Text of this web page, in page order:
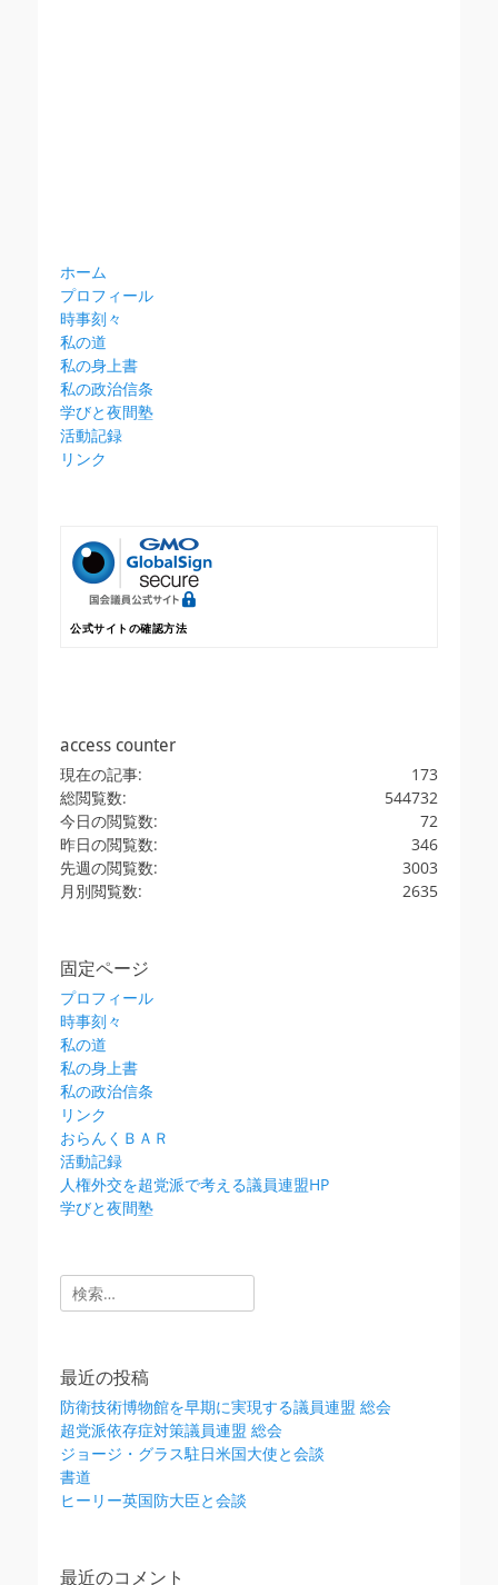
ホーム
プロフィール
時事刻々
私の道
私の身上書
私の政治信条
学びと夜間塾
活動記録
リンク
公式サイトの確認方法
access counter
173
現在の記事:
544732
総閲覧数:
72
今日の閲覧数:
346
昨日の閲覧数:
3003
先週の閲覧数:
2635
月別閲覧数:
固定ページ
プロフィール
時事刻々
私の道
私の身上書
私の政治信条
リンク
おらんくＢＡＲ
活動記録
人権外交を超党派で考える議員連盟HP
学びと夜間塾
検
索:
最近の投稿
防衛技術博物館を早期に実現する議員連盟 総会
超党派依存症対策議員連盟 総会
ジョージ・グラス駐日米国大使と会談
書道
ヒーリー英国防大臣と会談
最近のコメント